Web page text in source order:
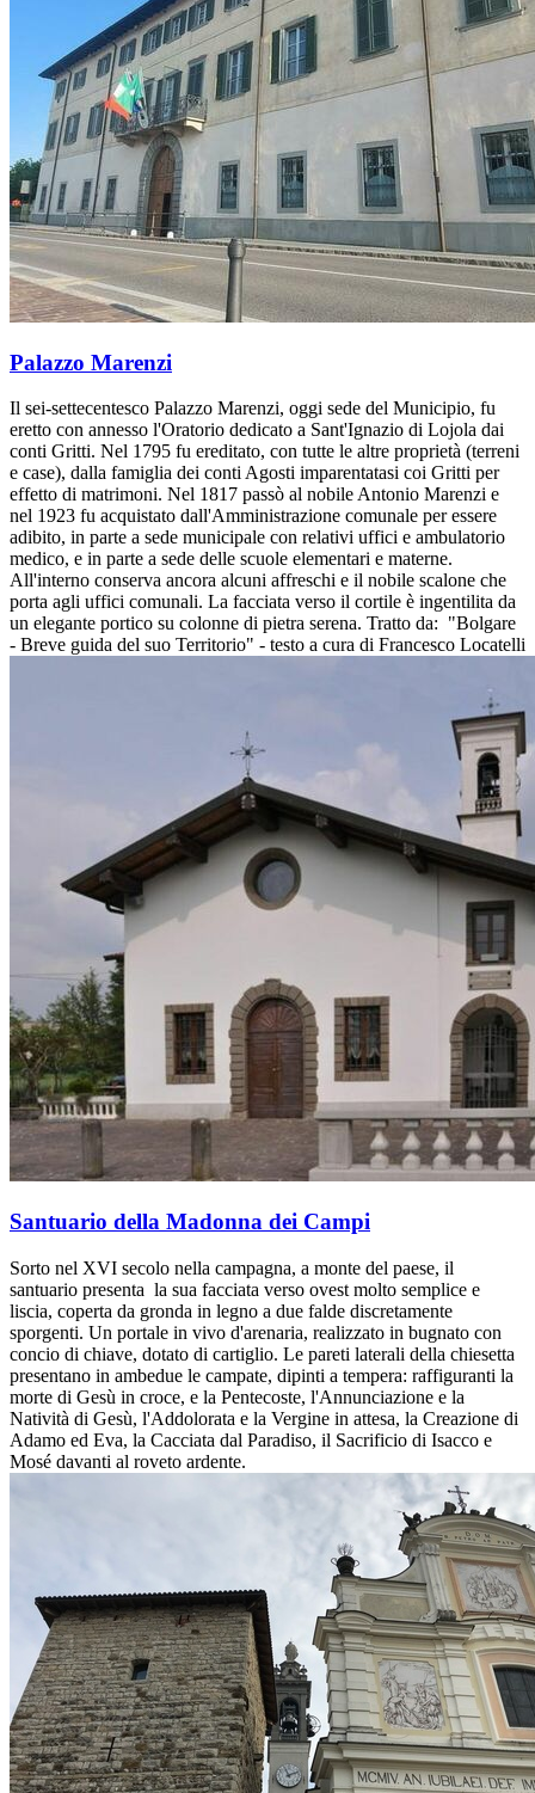
Palazzo Marenzi
Il sei-settecentesco Palazzo Marenzi, oggi sede del Municipio, fu
eretto con annesso l'Oratorio dedicato a Sant'Ignazio di Lojola dai
conti Gritti. Nel 1795 fu ereditato, con tutte le altre proprietà (terreni
e case), dalla famiglia dei conti Agosti imparentatasi coi Gritti per
effetto di matrimoni. Nel 1817 passò al nobile Antonio Marenzi e
nel 1923 fu acquistato dall'Amministrazione comunale per essere
adibito, in parte a sede municipale con relativi uffici e ambulatorio
medico, e in parte a sede delle scuole elementari e materne.
All'interno conserva ancora alcuni affreschi e il nobile scalone che
porta agli uffici comunali. La facciata verso il cortile è ingentilita da
un elegante portico su colonne di pietra serena. Tratto da: "Bolgare
- Breve guida del suo Territorio" - testo a cura di Francesco Locatelli
Santuario della Madonna dei Campi
Sorto nel XVI secolo nella campagna, a monte del paese, il
santuario presenta la sua facciata verso ovest molto semplice e
liscia, coperta da gronda in legno a due falde discretamente
sporgenti. Un portale in vivo d'arenaria, realizzato in bugnato con
concio di chiave, dotato di cartiglio. Le pareti laterali della chiesetta
presentano in ambedue le campate, dipinti a tempera: raffiguranti la
morte di Gesù in croce, e la Pentecoste, l'Annunciazione e la
Natività di Gesù, l'Addolorata e la Vergine in attesa, la Creazione di
Adamo ed Eva, la Cacciata dal Paradiso, il Sacrificio di Isacco e
Mosé davanti al roveto ardente.